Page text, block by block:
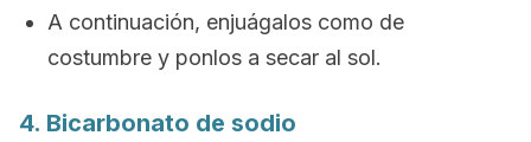
A continuación, enjuágalos como de
costumbre y ponlos a secar al sol.
4. Bicarbonato de sodio